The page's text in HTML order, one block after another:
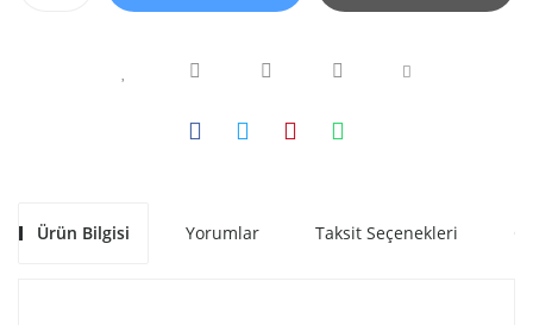
Ürün Bilgisi Yorumlar Taksit Seçenekleri